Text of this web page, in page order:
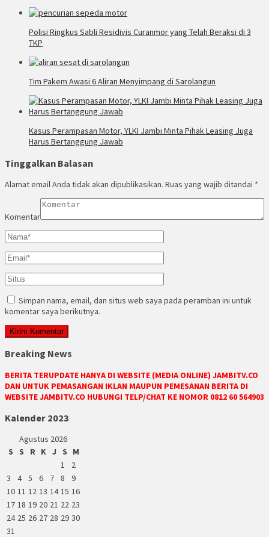
Polisi Ringkus Sabli Residivis Curanmor yang Telah Beraksi di 3
TKP
Tim Pakem Awasi 6 Aliran Menyimpang di Sarolangun
Kasus Perampasan Motor, YLKI Jambi Minta Pihak Leasing Juga
Harus Bertanggung Jawab
Tinggalkan Balasan
Alamat email Anda tidak akan dipublikasikan. Ruas yang wajib ditandai *
Komentar
Simpan nama, email, dan situs web saya pada peramban ini untuk
komentar saya berikutnya.
Breaking News
BERITA TERUPDATE HANYA DI WEBSITE (MEDIA ONLINE) JAMBITV.CO
DAN UNTUK PEMASANGAN IKLAN MAUPUN PEMESANAN BERITA DI
WEBSITE JAMBITV.CO HUBUNGI TELP/CHAT KE NOMOR 0812 60 564903
Kalender 2023
Agustus 2026
S
S R K J S
M
1
2
3
4 5 6 7 8
9
10 11 12 13 14 15 16
17 18 19 20 21 22 23
24 25 26 27 28 29 30
31